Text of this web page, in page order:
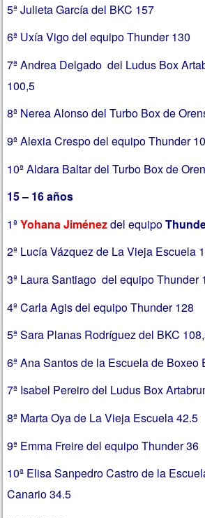
5ª Julieta García del BKC 157
6ª Uxía Vigo del equipo Thunder 130
7ª Andrea Delgado del Ludus Box
100,5
8ª Nerea Alonso del Turbo Box de
9ª Alexia Crespo del equipo Thunder
10ª Aldara Baltar del Turbo Box de
15 – 16 años
1ªYohana Jiménezdel equipo
2ª Lucía Vázquez de La Vieja Escuela
3ª Laura Santiago del equipo Thunder
4ª Carla Agis del equipo Thunder 128
5ª Sara Planas Rodríguez del BKC
6ª Ana Santos de la Escuela de Boxeo
7ª Isabel Pereiro del Ludus Box
8ª Marta Oya de La Vieja Escuela 42.5
9ª Emma Freire del equipo Thunder 36
10ª Elisa Sanpedro Castro de la
Canario 34.5